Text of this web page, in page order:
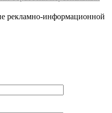
рекламно-информационной